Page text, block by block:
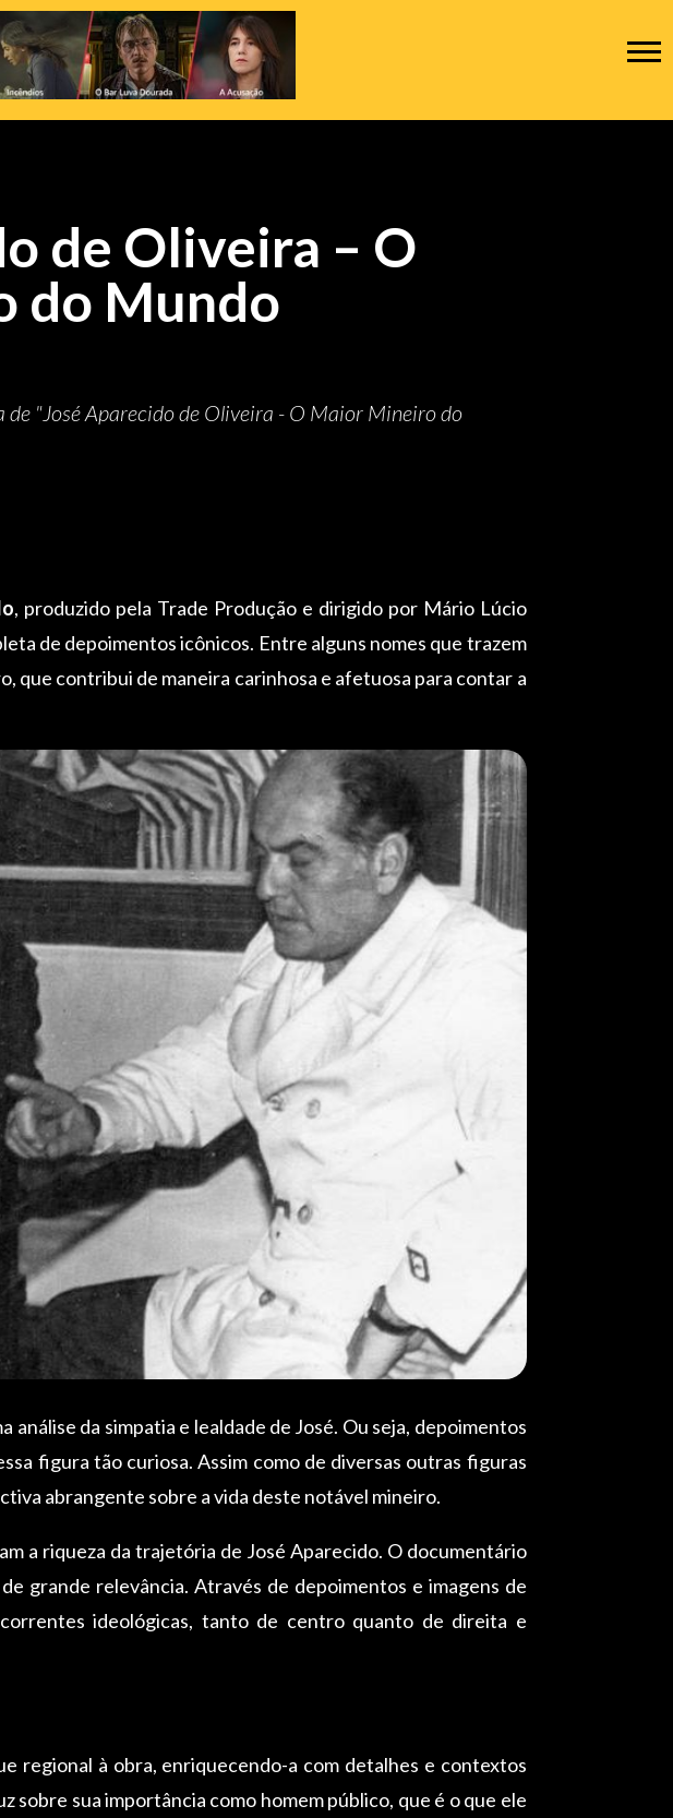
de Oliveira – O
do Mundo
de "José Aparecido de Oliveira - O Maior Mineiro do
, produzido pela Trade Produção e dirigido por Mário Lúcio
de depoimentos icônicos. Entre alguns nomes que trazem
que contribui de maneira carinhosa e afetuosa para contar a
da simpatia e lealdade de José. Ou seja, depoimentos
figura tão curiosa. Assim como de diversas outras figuras
abrangente sobre a vida deste notável mineiro.
a riqueza da trajetória de José Aparecido. O documentário
grande relevância. Através de depoimentos e imagens de
ideológicas, tanto de centro quanto de direita e
regional à obra, enriquecendo-a com detalhes e contextos
sobre sua importância como homem público, que é o que ele